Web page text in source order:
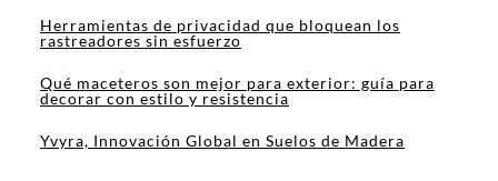
Herramientas de privacidad que bloquean los
rastreadores sin esfuerzo
Qué maceteros son mejor para exterior: guía para
decorar con estilo y resistencia
Yvyra, Innovación Global en Suelos de Madera